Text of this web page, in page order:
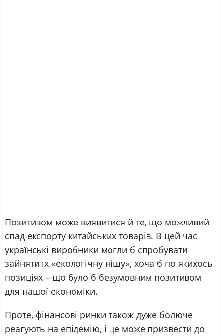
Позитивом може виявитися й те, що можливий
спад експорту китайських товарів. В цей час
українські виробники могли б спробувати
зайняти їх «екологічну нішу», хоча б по якихось
позиціях – що було б безумовним позитивом
для нашої економіки.
Проте, фінансові ринки також дуже болюче
реагують на епідемію, і це може призвести до